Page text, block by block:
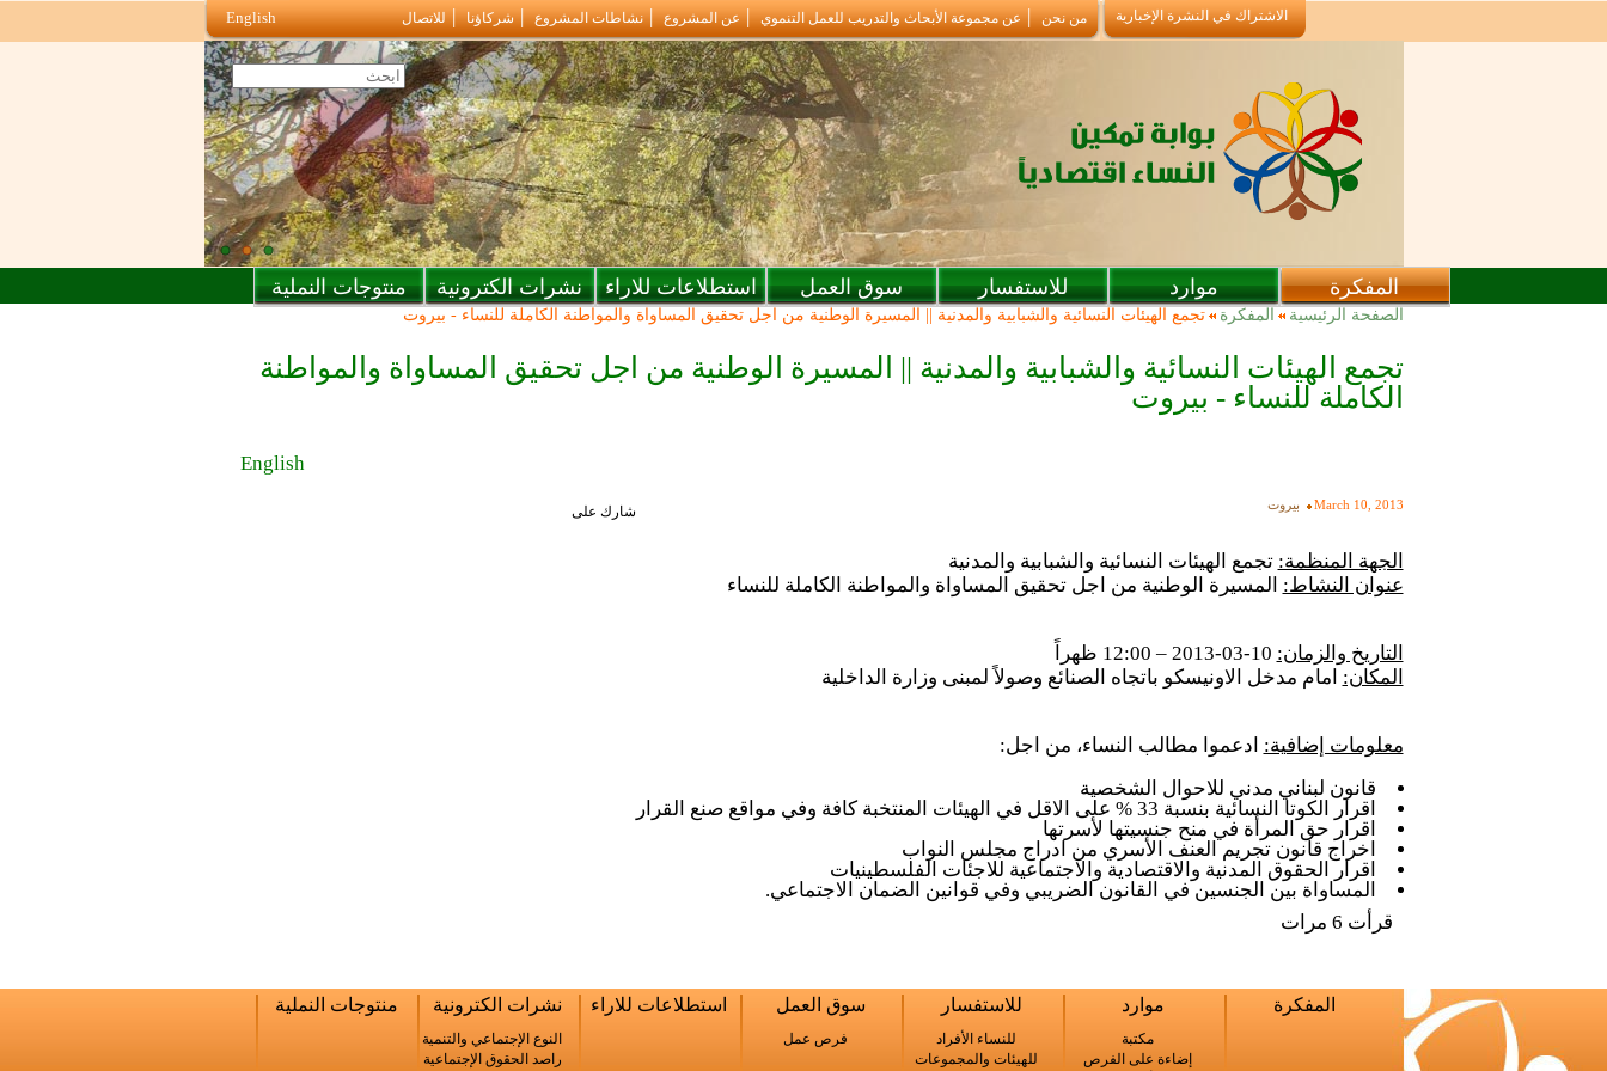
الاشتراك في النشرة الإخبارية من نحن عن مجموعة الأبحاث والتدريب للعمل التنموي عن المشروع نشاطات المشروع شركاؤنا للاتصال English
المفكرة موارد للاستفسار سوق العمل استطلاعات للاراء نشرات الكترونية منتوجات النملية
أنت هنا
الصفحة الرئيسية المفكرة تجمع الهيئات النسائية والشبابية والمدنية || المسيرة الوطنية من اجل تحقيق المساواة والمواطنة الكاملة للنساء - بيروت
تجمع الهيئات النسائية والشبابية والمدنية || المسيرة الوطنية من اجل تحقيق المساواة والمواطنة
الكاملة للنساء - بيروت
English
March 10, 2013 بيروت
الجهة المنظمة: تجمع الهيئات النسائية والشبابية والمدنية
عنوان النشاط: المسيرة الوطنية من اجل تحقيق المساواة والمواطنة الكاملة للنساء
التاريخ والزمان:
المكان: امام مدخل الاونيسكو باتجاه الصنائع وصولاً لمبنى وزارة الداخلية
معلومات إضافية: ادعموا مطالب النساء، من اجل:
قانون لبناني مدني للاحوال الشخصية
اقرار الكوتا النسائية بنسبة 33 % على الاقل في الهيئات المنتخبة كافة وفي مواقع صنع القرار
اقرار حق المرأة في منح جنسيتها لأسرتها
اخراج قانون تجريم العنف الأسري من ادراج مجلس النواب
اقرار الحقوق المدنية والاقتصادية والاجتماعية للاجئات الفلسطينيات
المساواة بين الجنسين في القانون الضريبي وفي قوانين الضمان الاجتماعي.
قرأت 6 مرات
شارك على
المفكرة موارد
مكتبة
إضاءة على الفرص
للاستفسار
للنساء الأفراد
للهيئات والمجموعات
سوق العمل
فرص عمل
استطلاعات للاراء نشرات الكترونية
النوع الإجتماعي والتنمية
راصد الحقوق الإجتماعية
منتوجات النملية